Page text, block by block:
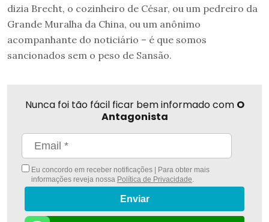
dizia Brecht, o cozinheiro de César, ou um pedreiro da
Grande Muralha da China, ou um anônimo
acompanhante do noticiário – é que somos
sancionados sem o peso de Sansão.
Nunca foi tão fácil ficar bem informado com O
Antagonista
Eu concordo em receber notificações | Para obter mais
informações reveja nossa Política de Privacidade.
Enviar